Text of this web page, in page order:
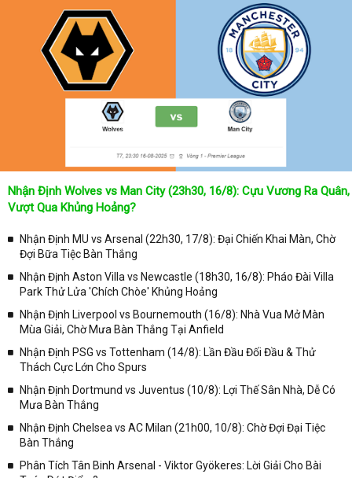
cả 2 đội tuyển bóng đá đang đạt được.
Không chỉ dừng lại ở đó, những người hâm mộ bóng đá có thể cập
nhật được chính xác về lịch phát sóng bóng đá được tường thuật
trực tiếp ở trên những kênh truyền hình thể thao lớn nhất hiện nay
như: VTV3, K+, SCTV, Thể thao TV,... Nếu như bạn không muốn
bỏ lỡ bất kỳ một trận đấu bóng đá nào trong từng mùa giải, hãy
thường xuyên vào chuyên mụcLịch Thi Đấutại chuyên trang
để cập nhật thông tin chính xác nhất nhé!
Lịch thi đấu được cập nhật chính xác trong toàn bộ các giải
Tại Lịch Thi Đấu của chuyên trang kqbongda.net
sẽ cập nhanh
chóng và chính xác nhất thời gian từng trận đấu bóng đá diễn ra ở
trong từng giải đấu như:
✓ Giải đấu bóng đá Ngoại hạng Anh;
✓ Giải bóng Cúp C1 Châu Âu;
✓ Giải VĐQG Tây Ban Nha;
✓ VĐQG Đức;
✓ VĐQG Pháp;
✓ Liên Đoàn Anh;
Nhận Định Wolves vs Man City (23h30, 16/8): Cựu Vương Ra Quân,
Vượt Qua Khủng Hoảng?
Nhận Định MU vs Arsenal (22h30, 17/8): Đại Chiến Khai Màn, Chờ
Đợi Bữa Tiệc Bàn Thắng
Nhận Định Aston Villa vs Newcastle (18h30, 16/8): Pháo Đài Villa
Park Thử Lửa 'Chích Chòe' Khủng Hoảng
Nhận Định Liverpool vs Bournemouth (16/8): Nhà Vua Mở Màn
Mùa Giải, Chờ Mưa Bàn Thắng Tại Anfield
Nhận Định PSG vs Tottenham (14/8): Lần Đầu Đối Đầu & Thử
Thách Cực Lớn Cho Spurs
Nhận Định Dortmund vs Juventus (10/8): Lợi Thế Sân Nhà, Dễ Có
Mưa Bàn Thắng
Nhận Định Chelsea vs AC Milan (21h00, 10/8): Chờ Đợi Đại Tiệc
Bàn Thắng
Phân Tích Tân Binh Arsenal - Viktor Gyökeres: Lời Giải Cho Bài